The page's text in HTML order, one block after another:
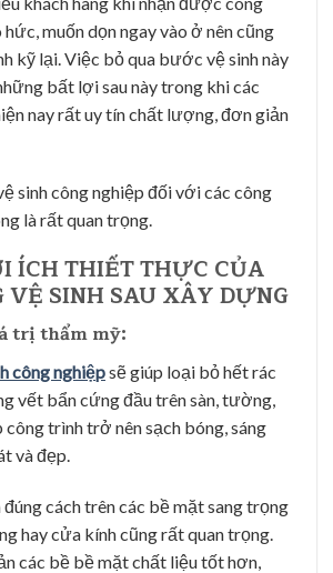
muốn dọn ngay vào ở nên cũng
kỹ lại. Việc bỏ qua bước vệ sinh này
bất lợi sau này trong khi các
nay rất uy tín chất lượng, đơn giản
sinh công nghiệp đối với các công
là rất quan trọng.
ÍCH THIẾT THỰC CỦA
VỆ SINH SAU XÂY DỰNG
trị thẩm mỹ:
công nghiệpsẽ giúp loại bỏ hết rác
vết bẩn cứng đầu trên sàn, tường,
trình trở nên sạch bóng, sáng
và đẹp.
cách trên các bề mặt sang trọng
hay cửa kính cũng rất quan trọng.
các bề bề mặt chất liệu tốt hơn,